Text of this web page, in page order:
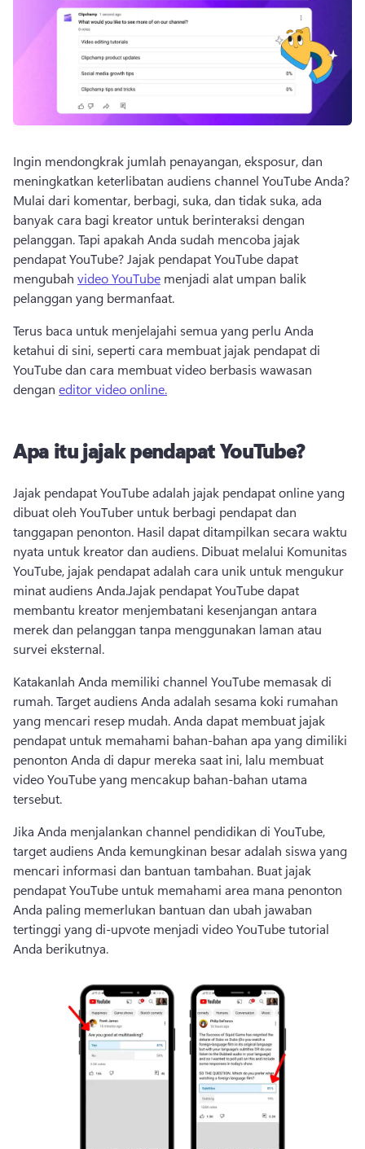
Ingin mendongkrak jumlah penayangan, eksposur, dan
Mulai dari komentar, berbagi, suka, dan tidak suka, ada
banyak cara bagi kreator untuk berinteraksi dengan
pelanggan. Tapi apakah Anda sudah mencoba jajak
pendapat YouTube? Jajak pendapat YouTube dapat
mengubah video YouTube menjadi alat umpan balik
pelanggan yang bermanfaat.
Terus baca untuk menjelajahi semua yang perlu Anda
ketahui di sini, seperti cara membuat jajak pendapat di
YouTube dan cara membuat video berbasis wawasan
dengan editor video online.
Apa itu jajak pendapat YouTube?
Jajak pendapat YouTube adalah jajak pendapat online yang
dibuat oleh YouTuber untuk berbagi pendapat dan
tanggapan penonton. Hasil dapat ditampilkan secara waktu
nyata untuk kreator dan audiens. Dibuat melalui Komunitas
YouTube, jajak pendapat adalah cara unik untuk mengukur
minat audiens Anda.Jajak pendapat YouTube dapat
membantu kreator menjembatani kesenjangan antara
merek dan pelanggan tanpa menggunakan laman atau
survei eksternal.
Katakanlah Anda memiliki channel YouTube memasak di
rumah. Target audiens Anda adalah sesama koki rumahan
yang mencari resep mudah. Anda dapat membuat jajak
pendapat untuk memahami bahan-bahan apa yang dimiliki
penonton Anda di dapur mereka saat ini, lalu membuat
video YouTube yang mencakup bahan-bahan utama
tersebut.
Jika Anda menjalankan channel pendidikan di YouTube,
target audiens Anda kemungkinan besar adalah siswa yang
mencari informasi dan bantuan tambahan. Buat jajak
pendapat YouTube untuk memahami area mana penonton
Anda paling memerlukan bantuan dan ubah jawaban
tertinggi yang di-upvote menjadi video YouTube tutorial
Anda berikutnya.